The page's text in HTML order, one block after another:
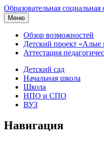
Образовательная социальная
Меню
Обзор возможностей
Детский проект «Алые
Аттестация
Детский сад
Начальная школа
Школа
НПО и СПО
ВУЗ
Навигация